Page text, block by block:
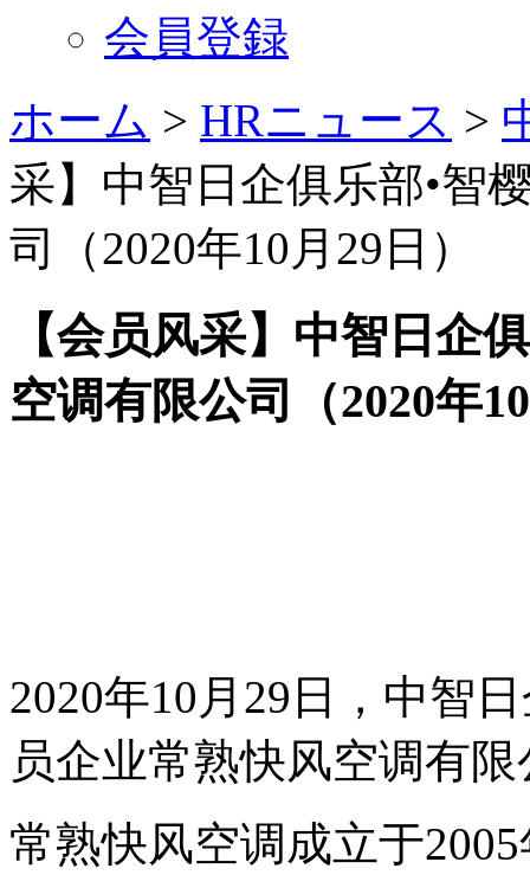
会員登録
ホーム > HRニュース >
采】中智日企俱乐部•智
司（2020年10月29日）
【会员风采】中智日企
空调有限公司（2020年
2020年10月29日，中智
员企业常熟快风空调有
常熟快风空调成立于